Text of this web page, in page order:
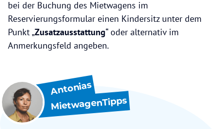
bei der Buchung des Mietwagens im
Reservierungsformular einen Kindersitz unter dem
Punkt „Zusatzausstattung“ oder alternativ im
Anmerkungsfeld angeben.
Antonias
MietwagenTipps